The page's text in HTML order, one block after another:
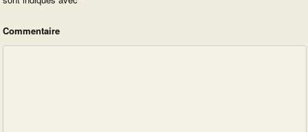
Commentaire